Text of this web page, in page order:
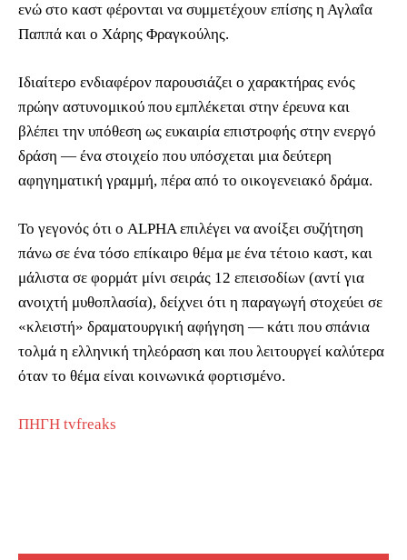
ενώ στο καστ φέρονται να συμμετέχουν επίσης η Αγλαΐα
Παππά και ο Χάρης Φραγκούλης.
Ιδιαίτερο ενδιαφέρον παρουσιάζει ο χαρακτήρας ενός
πρώην αστυνομικού που εμπλέκεται στην έρευνα και
βλέπει την υπόθεση ως ευκαιρία επιστροφής στην ενεργό
δράση — ένα στοιχείο που υπόσχεται μια δεύτερη
αφηγηματική γραμμή, πέρα από το οικογενειακό δράμα.
Το γεγονός ότι ο ALPHA επιλέγει να ανοίξει συζήτηση
πάνω σε ένα τόσο επίκαιρο θέμα με ένα τέτοιο καστ, και
μάλιστα σε φορμάτ μίνι σειράς 12 επεισοδίων (αντί για
ανοιχτή μυθοπλασία), δείχνει ότι η παραγωγή στοχεύει σε
«κλειστή» δραματουργική αφήγηση — κάτι που σπάνια
τολμά η ελληνική τηλεόραση και που λειτουργεί καλύτερα
όταν το θέμα είναι κοινωνικά φορτισμένο.
ΠΗΓΗ tvfreaks